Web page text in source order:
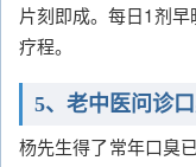
片刻即成。每日1剂
疗程。
5、老中医问诊
杨先生得了常年口臭